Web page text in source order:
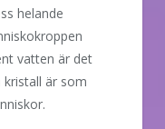
helande
vatten är det
är som